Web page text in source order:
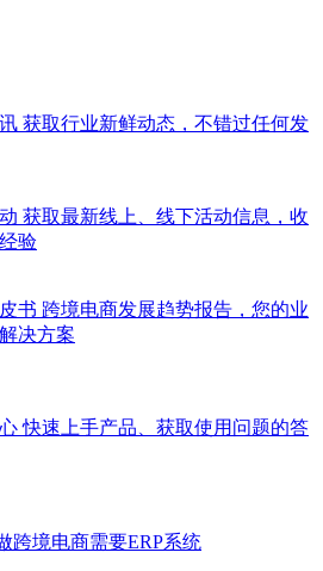
获取行业新鲜动态，不错过任何发
获取最新线上、线下活动信息，收
验
书 跨境电商发展趋势报告，您的业
决方案
快速上手产品、获取使用问题的答
跨境电商需要ERP系统